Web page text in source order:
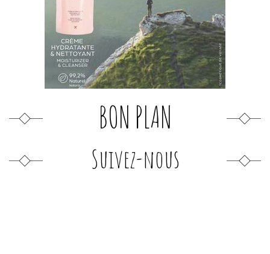
BON PLAN
Suivez-nous